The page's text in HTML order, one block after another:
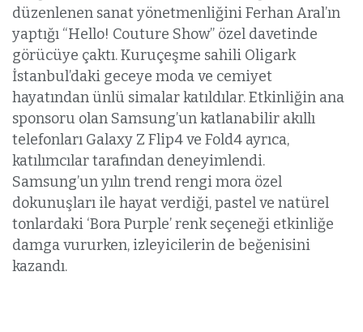
düzenlenen sanat yönetmenliğini Ferhan Aral’ın
yaptığı “Hello! Couture Show” özel davetinde
görücüye çaktı. Kuruçeşme sahili Oligark
İstanbul’daki geceye moda ve cemiyet
hayatından ünlü simalar katıldılar. Etkinliğin ana
sponsoru olan Samsung’un katlanabilir akıllı
telefonları Galaxy Z Flip4 ve Fold4 ayrıca,
katılımcılar tarafından deneyimlendi.
Samsung’un yılın trend rengi mora özel
dokunuşları ile hayat verdiği, pastel ve natürel
tonlardaki ‘Bora Purple’ renk seçeneği etkinliğe
damga vururken, izleyicilerin de beğenisini
kazandı.